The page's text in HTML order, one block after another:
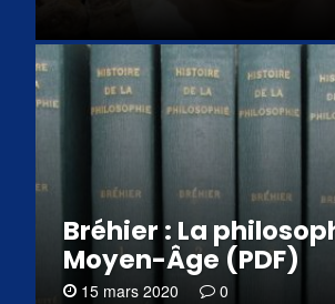
Bréhier : La
Moyen-Âge (PDF)
15 mars 2020 0